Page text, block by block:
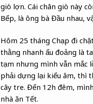
giò lợn. Cái chân giò này
Bếp, là ông bà Đầu nhau,
Hôm 25 tháng Chạp đi
thằng nhanh ẩu đoảng là
tạm nhưng mình vẫn mắc
phải dựng lại kiểu âm, thì
cây tre. Đến 12h đêm,
nhà ăn Tết.